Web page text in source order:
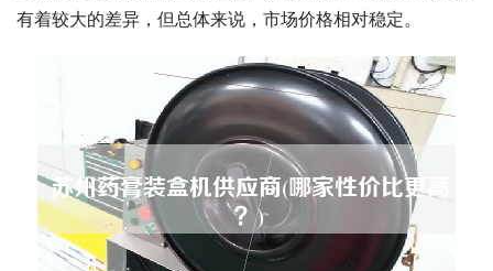
有着较大的差异，但总体来说，市场价格相对稳定。